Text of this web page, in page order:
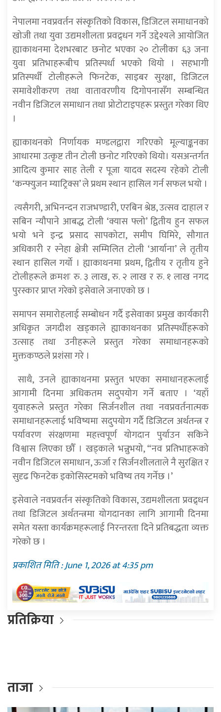
नेपालमा नवप्रवर्तन संस्कृतिको विकास, डिजिटल समाधानको
खोजी तथा युवा उद्यमशीलता प्रवद्र्धन गर्ने उद्देश्यले आयोजित
ह्याकाथनमा देशभरबाट छनोट भएका २० टोलीका ६३ जना
युवा प्रतिभाहरूबीच प्रतिस्पर्धा भएको थियो । सहभागी
प्रतिस्पर्धी टोलीहरूले फिनटेक, साइबर सुरक्षा, डिजिटल
समावेशीकरण तथा वातावरणीय दिगोपनासँग सम्बन्धित
नवीन डिजिटल समाधान तथा प्रोटोटाइपहरू प्रस्तुत गरेका थिए
।
ह्याकाथनको निर्णायक मण्डलद्वारा गरिएको मूल्याङ्कनका
आधारमा उत्कृष्ट तीन टोली छनोट गरिएको थियो। यसअन्तर्गत
आदित्य कुमार साह तेली र पूजा यादव सदस्य रहेको टोली
‘कन्फ्युजन म्याट्रिक्स’ ले प्रथम स्थान हासिल गर्न सफल भयो ।
त्यसैगरी, अभिनन्दन राजभण्डारी, एरबिन श्रेष्ठ, उत्सव दाहाल र
सबिन न्यौपाने आबद्ध टोली ‘क्यास फ्लो’ द्वितीय हुन सफल
भयो भने इन्द्र प्रसाद सापकोटा, समीप घिमिरे, सौगात
अधिकारी र स्नेहा क्षेत्री सम्मिलित टोली ‘आर्याना’ ले तृतीय
स्थान हासिल गर्यो । ह्याकाथनमा प्रथम, द्वितीय र तृतीय हुने
टोलीहरूले क्रमशः रु. ३ लाख, रु. २ लाख र रु. १ लाख नगद
पुरस्कार प्राप्त गरेको इसेवाले जनाएको छ ।
समापन समारोहलाई सम्बोधन गर्दै इसेवाका प्रमुख कार्यकारी
अधिकृत जगदीश खड्काले ह्याकाथनका प्रतिस्पर्धीहरूको
उत्साह तथा उनीहरूले प्रस्तुत गरेका समाधानहरूको
मुक्तकण्ठले प्रशंसा गरे ।
साथै, उनले ह्याकाथनमा प्रस्तुत भएका समाधानहरूलाई
आगामी दिनमा अधिकतम सदुपयोग गर्ने बताए । ‘यहाँ
युवाहरूले प्रस्तुत गरेका सिर्जनशील तथा नवप्रवर्तनात्मक
समाधानहरूलाई भविष्यमा सदुपयोग गर्दै डिजिटल अर्थतन्त्र र
पर्यावरण संरक्षणमा महत्त्वपूर्ण योगदान पुर्याउन सकिने
विश्वास लिएका छौँ । खड्काले भन्नुभयो, “नव प्रतिभाहरूको
नवीन डिजिटल समाधान, ऊर्जा र सिर्जनशीलताले नै सुरक्षित र
सुदृढ फिनटेक इकोसिस्टमको भविष्य तय गर्नेछ ।’
इसेवाले नवप्रवर्तन संस्कृतिको विकास, उद्यमशीलता प्रवद्र्धन
तथा डिजिटल अर्थतन्त्रमा योगदानका लागि आगामी दिनमा
समेत यस्ता कार्यक्रमहरूलाई निरन्तरता दिने प्रतिबद्धता व्यक्त
गरेको छ ।
प्रकाशित मिति : June 1, 2026 at 4:35 pm
प्रतिक्रिया
ताजा